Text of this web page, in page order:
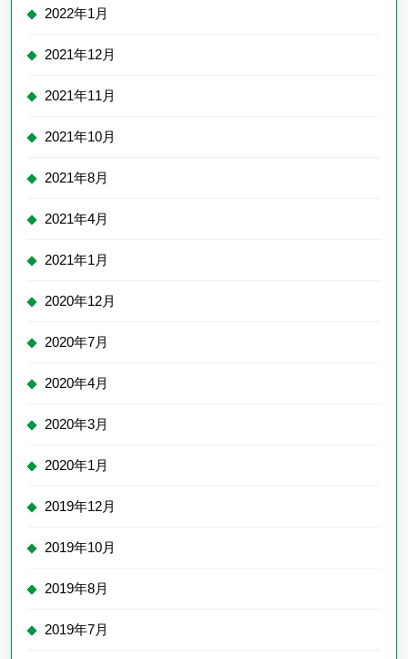
2022年1月
2021年12月
2021年11月
2021年10月
2021年8月
2021年4月
2021年1月
2020年12月
2020年7月
2020年4月
2020年3月
2020年1月
2019年12月
2019年10月
2019年8月
2019年7月